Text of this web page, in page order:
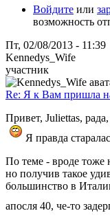
Войдите или
возможность
Пт, 02/08/2013 - 11:39
Kennedys_Wife
участник
Re: Я к Вам пришла
Привет, Juliettas,
Я правда
По теме - вроде тоже
но получив такое
большинство в
апосля 40, че-то